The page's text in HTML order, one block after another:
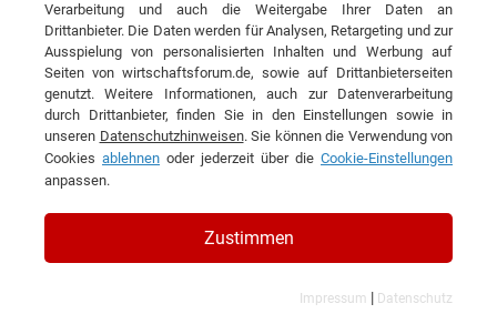
DIESEN ARTIKEL EMPFEHLEN
Italienisches Flair aus
Deutschland
Interview mit Tristan Bolwin, Brand
Manager für BENVENUTO der Kaiser
Bekleidungs GmbH
Verarbeitung und auch die Weitergabe Ihrer Daten an
Drittanbieter. Die Daten werden für Analysen, Retargeting und zur
Ausspielung von personalisierten Inhalten und Werbung auf
Seiten von wirtschaftsforum.de, sowie auf Drittanbieterseiten
genutzt. Weitere Informationen, auch zur Datenverarbeitung
durch Drittanbieter, finden Sie in den Einstellungen sowie in
unseren Datenschutzhinweisen. Sie können die Verwendung von
Cookies ablehnen oder jederzeit über die Cookie-Einstellungen
anpassen.
Zustimmen
Impressum | Datenschutz